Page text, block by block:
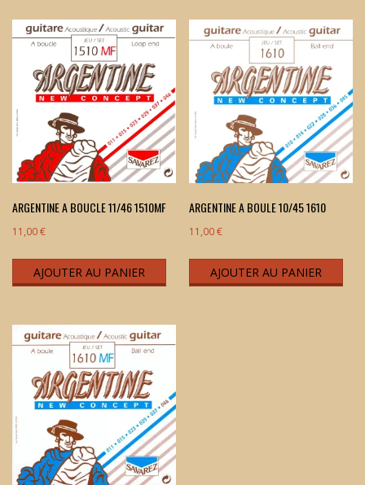
sur
ARGENTINE A BOUCLE 11/46 1510MF
11,00€
AJOUTER AU PANIER
ARGENTINE A BOULE 10/45 1610
11,00€
AJOUTER AU PANIER